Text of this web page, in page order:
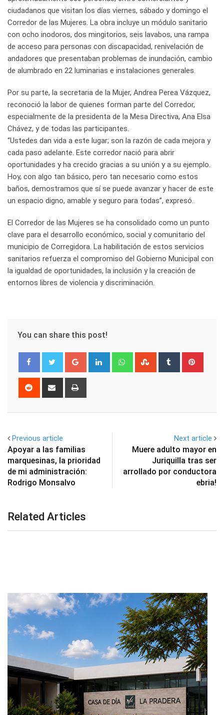
ciudadanos que visitan los días viernes, sábado y domingo el
Corredor de las Mujeres. La obra incluye un módulo sanitario
con ocho inodoros, dos mingitorios, seis lavabos, una rampa
de acceso para personas con discapacidad, renivelación de
andadores que presentaban problemas de inundación, cambio
de alumbrado en 22 luminarias e instalaciones generales.
Por su parte, la secretaria de la Mujer, Andrea Perea Vázquez,
reconoció la labor de quienes forman parte del Corredor,
especialmente de la presidenta de la Mesa Directiva, Ana Elsa
Chávez, y de todas las participantes.
“Ustedes dan vida a este lugar; son la razón de cada mejora y
cada paso adelante. Este corredor nació para abrir
oportunidades y ha crecido gracias a su unión y a su ejemplo.
Hoy, con algo tan básico, pero tan necesario como estos
baños, demostramos que sí se puede avanzar y hacer de este
un espacio digno, amable y seguro para todas”, expresó.
El Corredor de las Mujeres se ha consolidado como un punto
clave para el desarrollo económico, social y comunitario del
municipio de Corregidora. La habilitación de estos servicios
sanitarios refuerza el compromiso del Gobierno Municipal con
la igualdad de oportunidades, la inclusión y la creación de
entornos libres de violencia y discriminación.
You can share this post!
Google+ LinkedIn WhatsappStumbleUpon
Tumblr
Reddit
Share
Previous article
Apoyar a las familias
marquesinas, la prioridad
de mi administración:
Rodrigo Monsalvo
Next article
Muere adulto mayor en
Juriquilla tras ser
arrollado por conductora
ebria!
Related Articles